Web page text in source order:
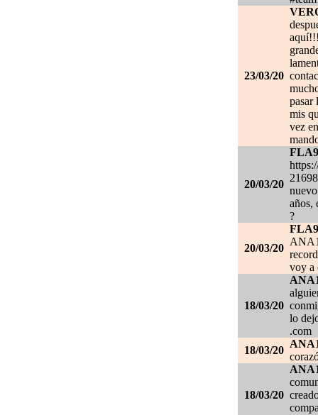
23/03/20
pasar
mis
vez
20/03/20
años,
?
20/03/20
voy a
18/03/20
lo
.com
18/03/20
18/03/20